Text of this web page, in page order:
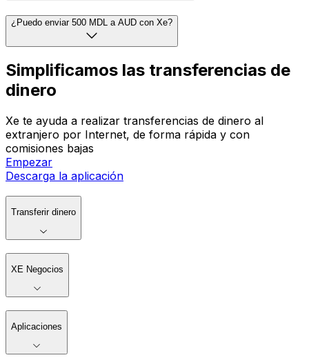
¿Puedo enviar 500 MDL a AUD con Xe?
Simplificamos las transferencias de
dinero
Xe te ayuda a realizar transferencias de dinero al
extranjero por Internet, de forma rápida y con
comisiones bajas
Empezar
Descarga la aplicación
Transferir dinero
XE Negocios
Aplicaciones